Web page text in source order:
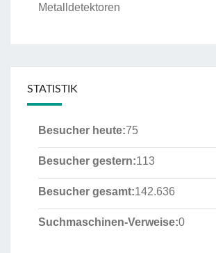
Metalldetektoren
STATISTIK
Besucher heute:75
Besucher gestern:113
Besucher gesamt:142.636
Suchmaschinen-Verweise:0